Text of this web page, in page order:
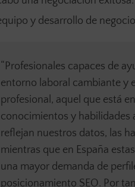
y desarrollo de
“Profesionales capaces de
entorno laboral cambiante y
profesional, aquel que está
conocimientos y habilidades
reflejan nuestros datos, las
mientras que en España
una mayor demanda de
posicionamiento SEO. Por